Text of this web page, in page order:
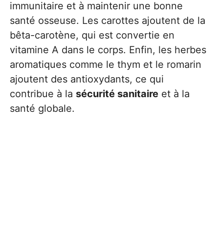
immunitaire et à maintenir une bonne
santé osseuse. Les carottes ajoutent de la
bêta-carotène, qui est convertie en
vitamine A dans le corps. Enfin, les herbes
aromatiques comme le thym et le romarin
ajoutent des antioxydants, ce qui
contribue à la sécurité sanitaire et à la
santé globale.